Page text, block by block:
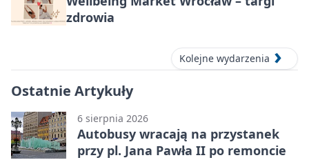
zdrowia
Kolejne wydarzenia
Ostatnie Artykuły
6 sierpnia 2026
Autobusy wracają na przystanek
przy pl. Jana Pawła II po remoncie